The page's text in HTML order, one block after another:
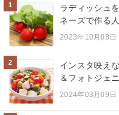
1
ラディッシュ
ネーズで作る
2023年10月08日
2
インスタ映え
＆フォトジェ
2024年03月09日